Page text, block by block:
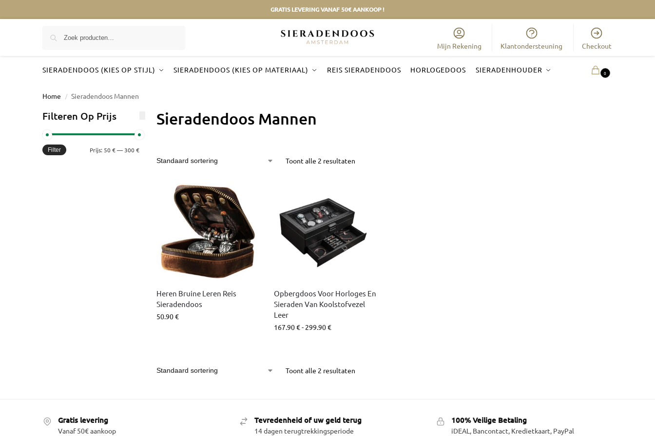
GRATIS LEVERING VANAF 50€ AANKOOP !
Mijn Rekening Klantondersteuning Checkout
SIERADENDOOS (KIES OP STIJL) SIERADENDOOS (KIES OP MATERIAAL) REIS SIERADENDOOS HORLOGEDOOS SIERADENHOUDER 0
Home / Sieradendoos Mannen
Sieradendoos Mannen
Toont alle 2 resultaten
Heren Bruine Leren Reis
Sieradendoos
50.90€
Opbergdoos Voor Horloges En
Sieraden Van Koolstofvezel
Leer
167.90€- 299.90€
Toont alle 2 resultaten
Filteren Op Prijs
Filter Prijs: 50 €— 300 €
Gratis levering
Vanaf 50€ aankoop
Tevredenheid of uw geld terug
14 dagen terugtrekkingsperiode
100% Veilige Betaling
iDEAL, Bancontact, Kredietkaart, PayPal